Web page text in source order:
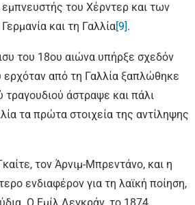
του Χέρντερ και των
και τη Γαλλία[9].
του 18ου αιώνα υπήρξε σχεδόν
ερχόταν από τη Γαλλία ξαπλώθηκε
άστραψε και πάλι
τα πρώτα στοιχεία της αντίληψης
τον Άρνιμ-Μπρεντάνο, και η
ενδιαφέρον για τη λαϊκή ποίηση,